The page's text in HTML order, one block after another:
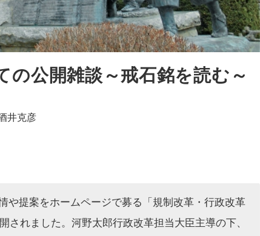
の公開雑談～戒石銘を読む～
井克彦
提案をホームページで募る「規制改革・行政改革
されました。河野太郎行政改革担当大臣主導の下、